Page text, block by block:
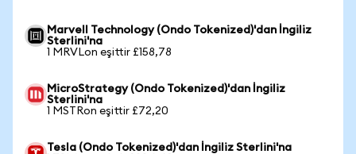
Marvell Technology (Ondo Tokenized)'dan İngiliz
Sterlini'na
1 MRVLon eşittir £158,78
MicroStrategy (Ondo Tokenized)'dan İngiliz
Sterlini'na
1 MSTRon eşittir £72,20
Tesla (Ondo Tokenized)'dan İngiliz Sterlini'na